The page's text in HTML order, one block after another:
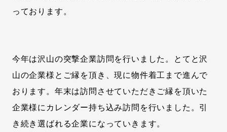
っております。
今年は沢山の突撃企業訪問を行いました。とてと沢
山の企業様とご縁を頂き、現に物件着工まで進んで
おります。年末は訪問させていただきご縁を頂いた
企業様にカレンダー持ち込み訪問を行いました。引
き続き選ばれる企業になっていきます。